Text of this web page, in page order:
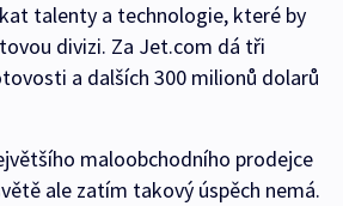
talenty a technologie, které by
divizi. Za Jet.com dá tři
a dalších 300 milionů dolarů
maloobchodního prodejce
ale zatím takový úspěch nemá.